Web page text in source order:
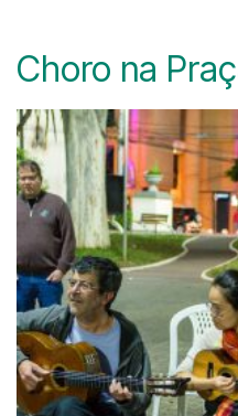
Choro na